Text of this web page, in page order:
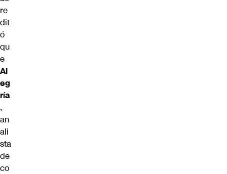
re
dit
ó
qu
e
Al
eg
ría
,
an
ali
sta
de
co